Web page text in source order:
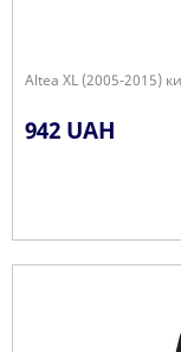
Altea XL (2005-2015)
942 UAH